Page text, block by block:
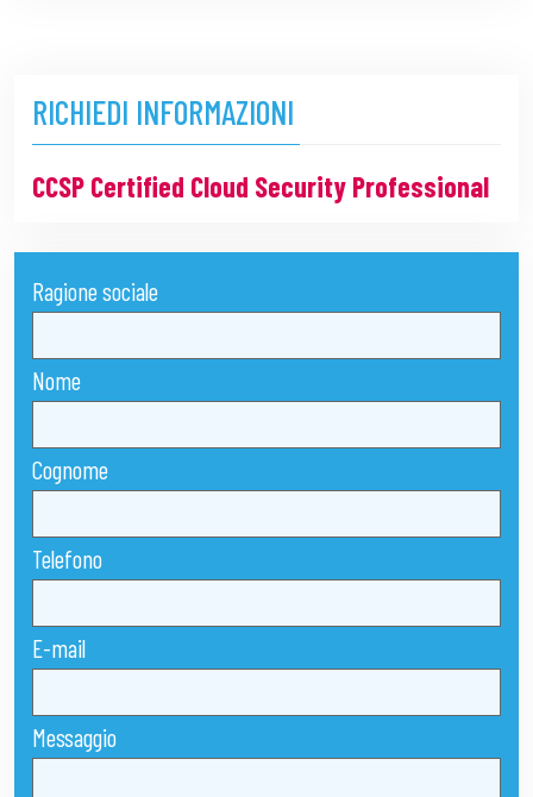
RICHIEDI INFORMAZIONI
CCSP Certified Cloud Security Professional
Ragione sociale
Nome
Cognome
Telefono
E-mail
Messaggio